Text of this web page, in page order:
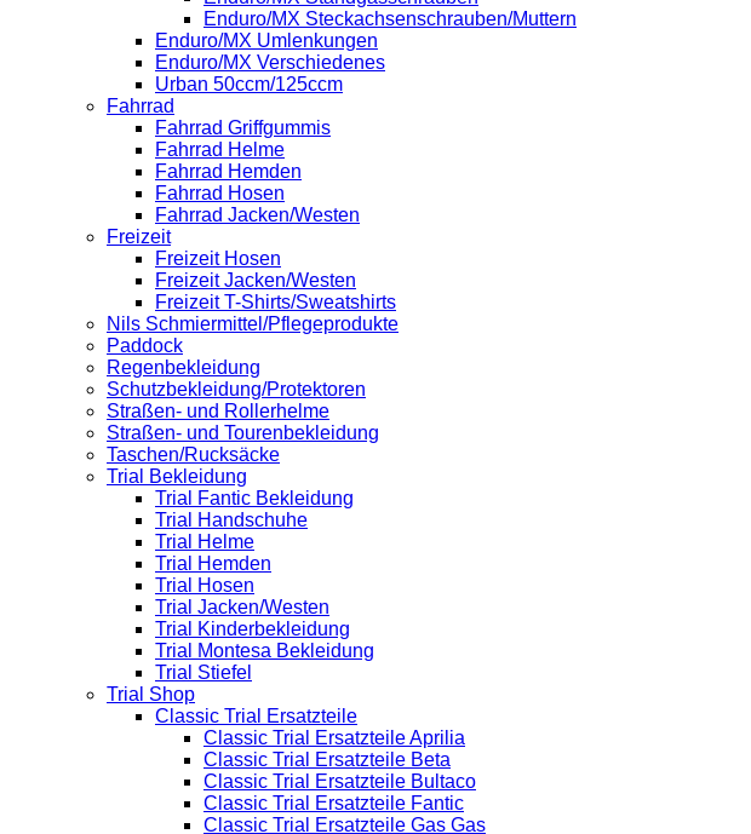
Enduro/MX Steckachsenschrauben/Muttern
Enduro/MX Umlenkungen
Enduro/MX Verschiedenes
Urban 50ccm/125ccm
Fahrrad
Fahrrad Griffgummis
Fahrrad Helme
Fahrrad Hemden
Fahrrad Hosen
Fahrrad Jacken/Westen
Freizeit
Freizeit Hosen
Freizeit Jacken/Westen
Freizeit T-Shirts/Sweatshirts
Nils Schmiermittel/Pflegeprodukte
Paddock
Regenbekleidung
Schutzbekleidung/Protektoren
Straßen- und Rollerhelme
Straßen- und Tourenbekleidung
Taschen/Rucksäcke
Trial Bekleidung
Trial Fantic Bekleidung
Trial Handschuhe
Trial Helme
Trial Hemden
Trial Hosen
Trial Jacken/Westen
Trial Kinderbekleidung
Trial Montesa Bekleidung
Trial Stiefel
Trial Shop
Classic Trial Ersatzteile
Classic Trial Ersatzteile Aprilia
Classic Trial Ersatzteile Beta
Classic Trial Ersatzteile Bultaco
Classic Trial Ersatzteile Fantic
Classic Trial Ersatzteile Gas Gas